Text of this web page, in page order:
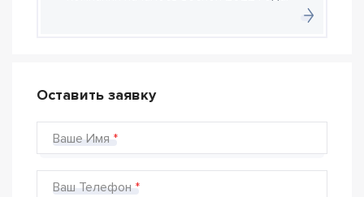
Оставить заявку
Ваше Имя
Ваш Телефон